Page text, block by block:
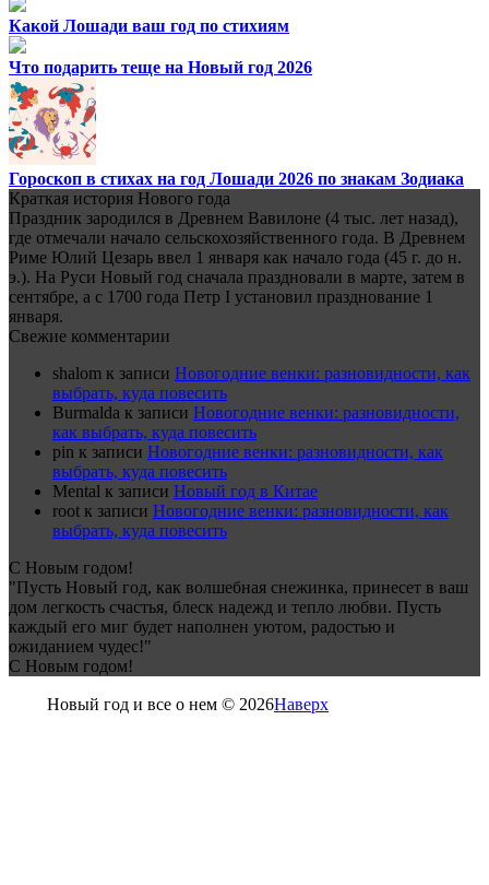
Какой Лошади ваш год по стихиям
Что подарить теще на Новый год 2026
Гороскоп в стихах на год Лошади 2026 по знакам Зодиака
Краткая история Нового года
Праздник зародился в Древнем Вавилоне (4 тыс. лет назад),
где отмечали начало сельскохозяйственного года. В Древнем
Риме Юлий Цезарь ввел 1 января как начало года (45 г. до н.
э.). На Руси Новый год сначала праздновали в марте, затем в
сентябре, а с 1700 года Петр I установил празднование 1
января.
Свежие комментарии
shalom к записи Новогодние венки: разновидности, как
выбрать, куда повесить
Burmalda к записи Новогодние венки: разновидности,
как выбрать, куда повесить
pin к записи Новогодние венки: разновидности, как
выбрать, куда повесить
Mental к записи Новый год в Китае
root к записи Новогодние венки: разновидности, как
выбрать, куда повесить
С Новым годом!
"Пусть Новый год, как волшебная снежинка, принесет в ваш
дом легкость счастья, блеск надежд и тепло любви. Пусть
каждый его миг будет наполнен уютом, радостью и
ожиданием чудес!"
С Новым годом!
Новый год и все о нем © 2026Наверх